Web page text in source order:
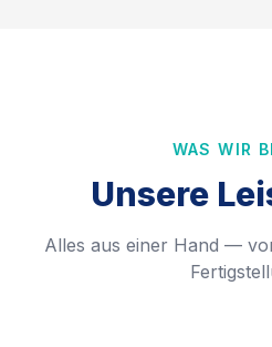
WAS WIR
Unsere
Alles aus einer Hand —